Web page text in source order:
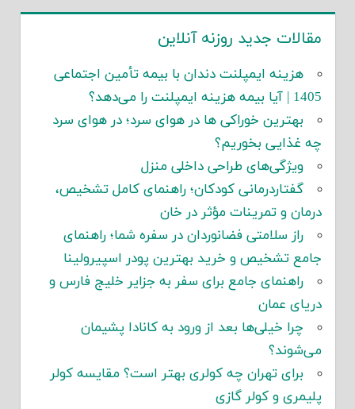
مقالات جدید روزنه آنلاین
هزینه ایمپلنت دندان با بیمه تأمین اجتماعی
1405 | آیا بیمه هزینه ایمپلنت را می‌دهد؟
بهترین خوراکی ها در هوای سرد؛ در هوای سرد
چه غذایی بخوریم؟
ویژگی‌های طراحی داخلی منزل
گفتاردرمانی کودکان؛ راهنمای کامل تشخیص،
درمان و تمرینات مؤثر در خان
راز سلامتی فضانوردان در سفره شما؛ راهنمای
جامع تشخیص و خرید بهترین پودر اسپیرولینا
راهنمای جامع برای سفر به جزایر خلیج فارس و
دریای عمان
چرا خیلی‌ها بعد از ورود به کانادا پشیمان
می‌شوند؟
برای تهران چه کولری بهتر است؟ مقایسه کولر
پلیمری و کولر گازی